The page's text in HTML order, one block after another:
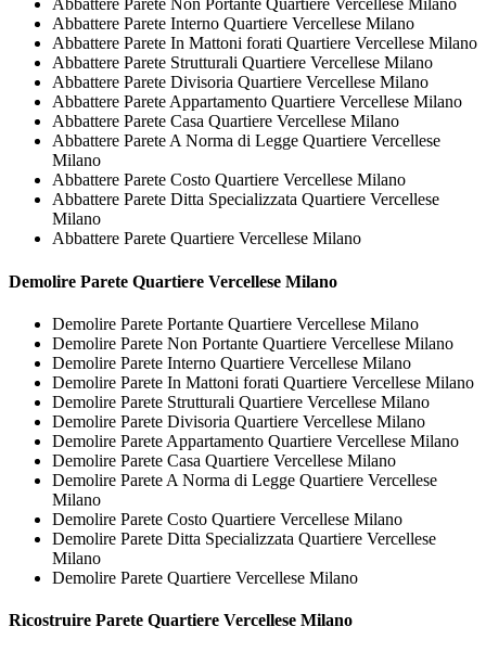
Abbattere Parete Non Portante Quartiere Vercellese Milano
Abbattere Parete Interno Quartiere Vercellese Milano
Abbattere Parete In Mattoni forati Quartiere Vercellese Milano
Abbattere Parete Strutturali Quartiere Vercellese Milano
Abbattere Parete Divisoria Quartiere Vercellese Milano
Abbattere Parete Appartamento Quartiere Vercellese Milano
Abbattere Parete Casa Quartiere Vercellese Milano
Abbattere Parete A Norma di Legge Quartiere Vercellese
Milano
Abbattere Parete Costo Quartiere Vercellese Milano
Abbattere Parete Ditta Specializzata Quartiere Vercellese
Milano
Abbattere Parete Quartiere Vercellese Milano
Demolire Parete Quartiere Vercellese Milano
Demolire Parete Portante Quartiere Vercellese Milano
Demolire Parete Non Portante Quartiere Vercellese Milano
Demolire Parete Interno Quartiere Vercellese Milano
Demolire Parete In Mattoni forati Quartiere Vercellese Milano
Demolire Parete Strutturali Quartiere Vercellese Milano
Demolire Parete Divisoria Quartiere Vercellese Milano
Demolire Parete Appartamento Quartiere Vercellese Milano
Demolire Parete Casa Quartiere Vercellese Milano
Demolire Parete A Norma di Legge Quartiere Vercellese
Milano
Demolire Parete Costo Quartiere Vercellese Milano
Demolire Parete Ditta Specializzata Quartiere Vercellese
Milano
Demolire Parete Quartiere Vercellese Milano
Ricostruire Parete Quartiere Vercellese Milano